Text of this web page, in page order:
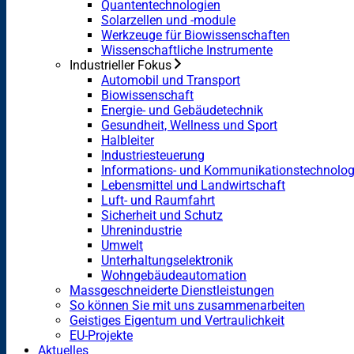
Quantentechnologien
Solarzellen und -module
Werkzeuge für Biowissenschaften
Wissenschaftliche Instrumente
Industrieller Fokus
Automobil und Transport
Biowissenschaft
Energie- und Gebäudetechnik
Gesundheit, Wellness und Sport
Halbleiter
Industriesteuerung
Informations- und
Lebensmittel und Landwirtschaft
Luft- und Raumfahrt
Sicherheit und Schutz
Uhrenindustrie
Umwelt
Unterhaltungselektronik
Wohngebäudeautomation
Massgeschneiderte Dienstleistungen
So können Sie mit uns zusammenarbeiten
Geistiges Eigentum und Vertraulichkeit
EU-Projekte
Aktuelles